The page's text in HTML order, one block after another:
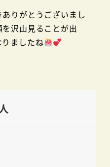
りがとうございまし
沢山見ることが出
ましたね